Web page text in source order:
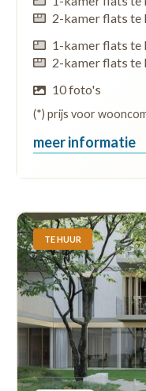
2-kamer flats te
1-kamer flats te
2-kamer flats te
10 foto's
(*) prijs voor
meer informatie
TE HUUR